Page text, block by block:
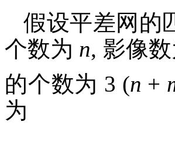
假设平差网的
个数为 n, 影像
的个数为 3 (n +
为